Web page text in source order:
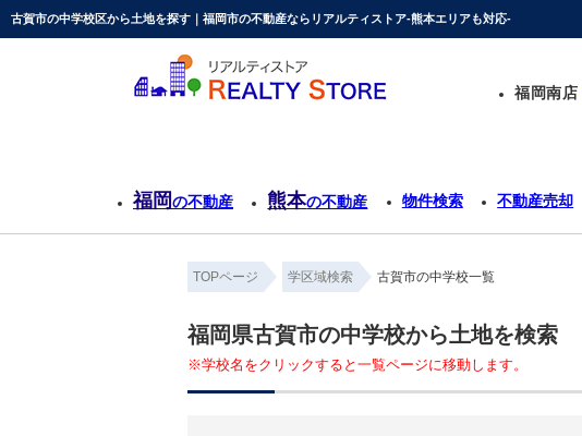
古賀市の中学校区から土地を探す｜福岡市の不動産ならリアルティストア-熊本エリアも対応-
福岡南店
福岡の不動産 熊本の不動産 物件検索 不動産売却
TOPページ 学区域検索 古賀市の中学校一覧
福岡県古賀市の中学校から土地を検索
※学校名をクリックすると一覧ページに移動します。